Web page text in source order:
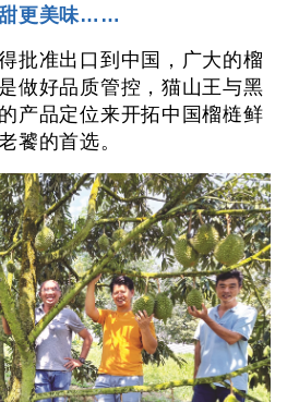
甜更美味……
批准出口到中国，广大的榴
做好品质管控，猫山王与黑
产品定位来开拓中国榴梿鲜
饕的首选。